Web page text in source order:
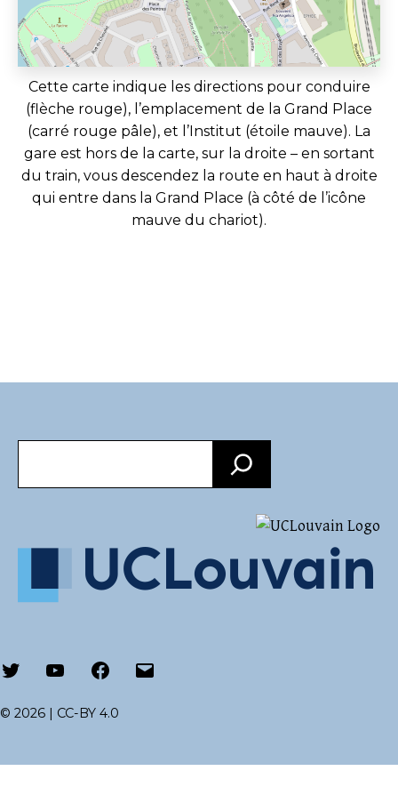
Cette carte indique les directions pour conduire
(flèche rouge), l’emplacement de la Grand Place
(carré rouge pâle), et l’Institut (étoile mauve). La
gare est hors de la carte, sur la droite – en sortant
du train, vous descendez la route en haut à droite
qui entre dans la Grand Place (à côté de l’icône
mauve du chariot).
© 2026 | CC-BY 4.0
Twitter Youtube Facebook